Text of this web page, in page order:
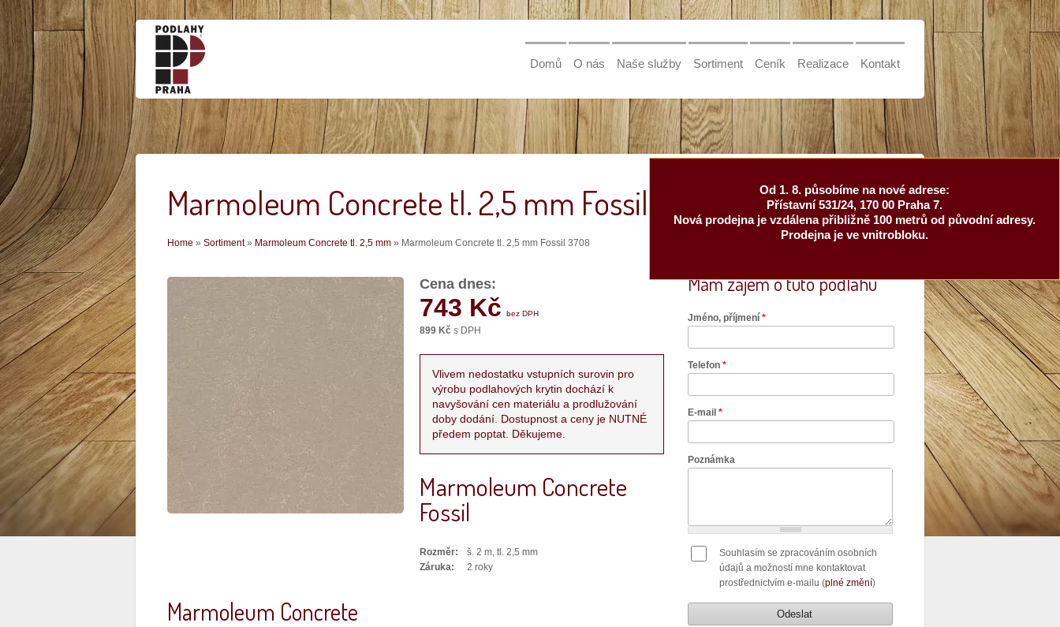
Domů O nás Naše služby Sortiment Ceník Realizace Kontakt
Od 1. 8. působíme na nové adrese:
Přístavní 531/24, 170 00 Praha 7.
Nová prodejna je vzdálena přibližně 100 metrů od původní adresy.
Prodejna je ve vnitrobloku.
Marmoleum Concrete tl. 2,5 mm Fossil 3708
Jste zde
Home » Sortiment» Marmoleum Concrete tl. 2,5 mm » Marmoleum Concrete tl. 2,5 mm Fossil 3708
Mám zájem o tuto podlahu
Jméno, příjmení *
Telefon *
E-mail *
Poznámka
Souhlasím se zpracováním osobních
údajů a možností mne kontaktovat
prostřednictvím e-mailu (plné změní)
Cena dnes:
743 Kč bez DPH
899 Kč s DPH
Vlivem nedostatku vstupních surovin pro
výrobu podlahových krytin dochází k
navyšování cen materiálu a prodlužování
doby dodání. Dostupnost a ceny je NUTNÉ
předem poptat. Děkujeme.
Marmoleum Concrete
Fossil
Rozměr:
š. 2 m, tl. 2,5 mm
Záruka:
2 roky
Marmoleum Concrete